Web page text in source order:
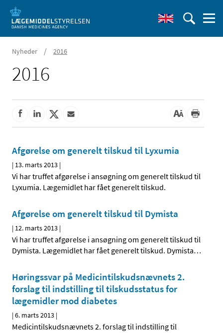
Nyheder / 2016
2016
Afgørelse om generelt tilskud til Lyxumia
| 13. marts 2013 |
Vi har truffet afgørelse i ansøgning om generelt tilskud til
Lyxumia. Lægemidlet har fået generelt tilskud.
Afgørelse om generelt tilskud til Dymista
| 12. marts 2013 |
Vi har truffet afgørelse i ansøgning om generelt tilskud til
Dymista. Lægemidlet har fået generelt tilskud. Dymista…
Høringssvar på Medicintilskuds­nævnets 2.
forslag til indstilling til tilskudsstatus for
lægemidler mod diabetes
|6. marts 2013 |
Medicintilskudsnævnets 2. forslag til indstilling til